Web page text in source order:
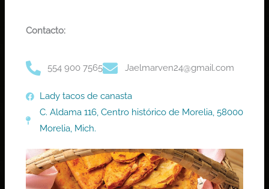
Contacto:
554 900 7565 Jaelmarven24@gmail.com
Lady tacos de canasta
C. Aldama 116, Centro histórico de Morelia, 58000
Morelia, Mich.